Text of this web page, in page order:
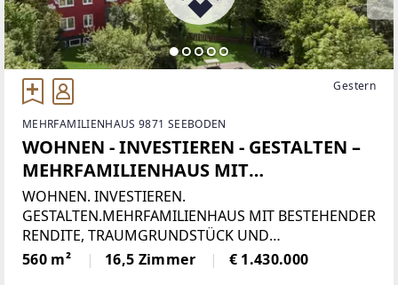
Gestern
MEHRFAMILIENHAUS 9871 SEEBODEN
WOHNEN - INVESTIEREN - GESTALTEN –
MEHRFAMILIENHAUS MIT
TRAUMGRUNDSTÜCK UND
ENTWICKLUNGSPOTENZIAL IN
SEEBODEN AM MILLSTÄTTER SEE
WOHNEN. INVESTIEREN.
GESTALTEN.MEHRFAMILIENHAUS MIT BESTEHENDER
RENDITE, TRAUMGRUNDSTÜCK UND
ENTWICKLUNGSPOTENZIAL IN SEEBODEN AM
MILLSTÄTTER SEEManche Immobilien bieten
560 m² 16,5 Zimmer € 1.430.000